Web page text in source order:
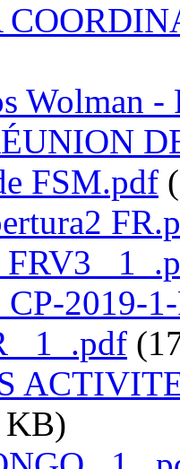
Wolman
FSM.pdf
2019-
_1_.pdf
KB)